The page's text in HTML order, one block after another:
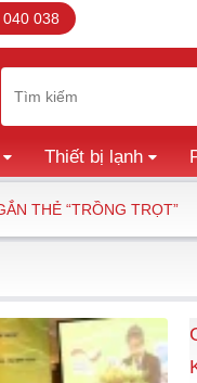
038
Thiết bị lạnh
THẺ “TRỒNG TRỌT”